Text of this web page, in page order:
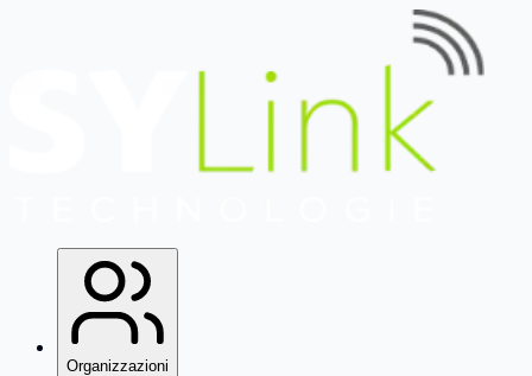
Organizzazioni